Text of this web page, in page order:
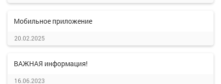
Мобильное приложение
20.02.2025
ВАЖНАЯ информация!
16.06.2023